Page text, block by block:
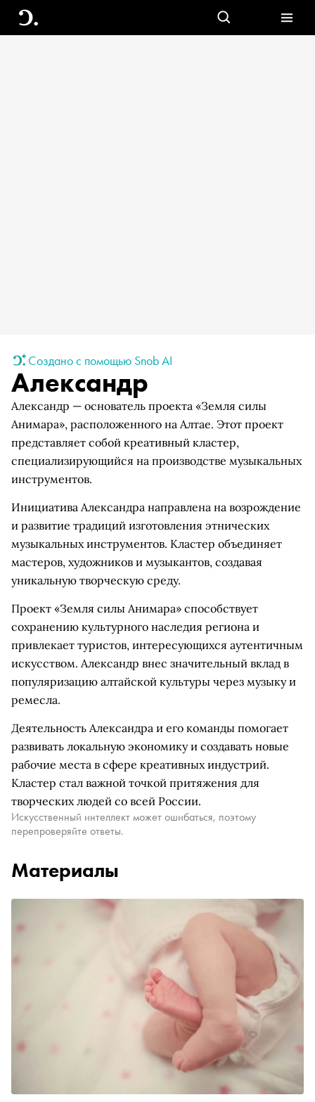
Создано с помощью Snob AI
Александр
Александр — основатель проекта «Земля силы
Анимара», расположенного на Алтае. Этот проект
представляет собой креативный кластер,
специализирующийся на производстве музыкальных
инструментов.
Инициатива Александра направлена на возрождение
и развитие традиций изготовления этнических
музыкальных инструментов. Кластер объединяет
мастеров, художников и музыкантов, создавая
уникальную творческую среду.
Проект «Земля силы Анимара» способствует
сохранению культурного наследия региона и
привлекает туристов, интересующихся аутентичным
искусством. Александр внес значительный вклад в
популяризацию алтайской культуры через музыку и
ремесла.
Деятельность Александра и его команды помогает
развивать локальную экономику и создавать новые
рабочие места в сфере креативных индустрий.
Кластер стал важной точкой притяжения для
творческих людей со всей России.
Искусственный интеллект может ошибаться, поэтому
перепроверяйте ответы.
Материалы